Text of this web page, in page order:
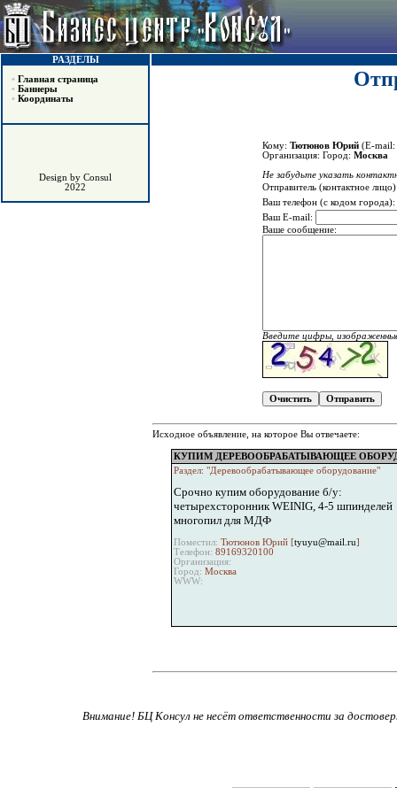
РАЗДЕЛЫ
• Главная страница
• Баннеры
• Координаты
Design by Consul
2022
Кому: Тютюнов Юрий (E-mail:
Организация: Город: Москва
Не забудьте указать
Отправитель (контактное
Ваш телефон (с кодом города):
Ваш E-mail:
Ваше сообщение:
Введите цифры,
Исходное объявление, на которое Вы отвечаете:
КУПИМ ДЕРЕВООБРАБАТЫВАЮЩЕЕ
Раздел: "Деревообрабатывающее оборудование"
Срочно купим оборудование б/у:
четырехсторонник WEINIG, 4-5 шпинделей
многопил для МДФ
Поместил: Тютюнов Юрий [tyuyu@mail.ru]
Телефон: 89169320100
Организация:
Город: Москва
WWW:
Внимание! БЦ Консул не несёт ответственности за